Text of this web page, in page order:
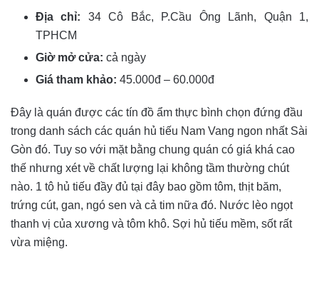
Địa chỉ: 34 Cô Bắc, P.Cầu Ông Lãnh, Quận 1,
TPHCM
Giờ mở cửa: cả ngày
Giá tham khảo: 45.000đ – 60.000đ
Đây là quán được các tín đồ ẩm thực bình chọn đứng đầu
trong danh sách các quán hủ tiếu Nam Vang ngon nhất Sài
Gòn đó. Tuy so với mặt bằng chung quán có giá khá cao
thế nhưng xét về chất lượng lại không tầm thường chút
nào. 1 tô hủ tiếu đầy đủ tại đây bao gồm tôm, thịt băm,
trứng cút, gan, ngó sen và cả tim nữa đó. Nước lèo ngọt
thanh vị của xương và tôm khô. Sợi hủ tiếu mềm, sốt rất
vừa miệng.